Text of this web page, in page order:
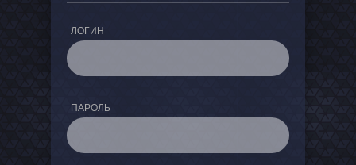
ЛОГИН
ПАРОЛЬ